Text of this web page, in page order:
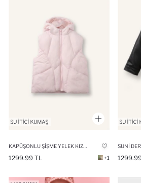
1299.99 TL +1
SUNI